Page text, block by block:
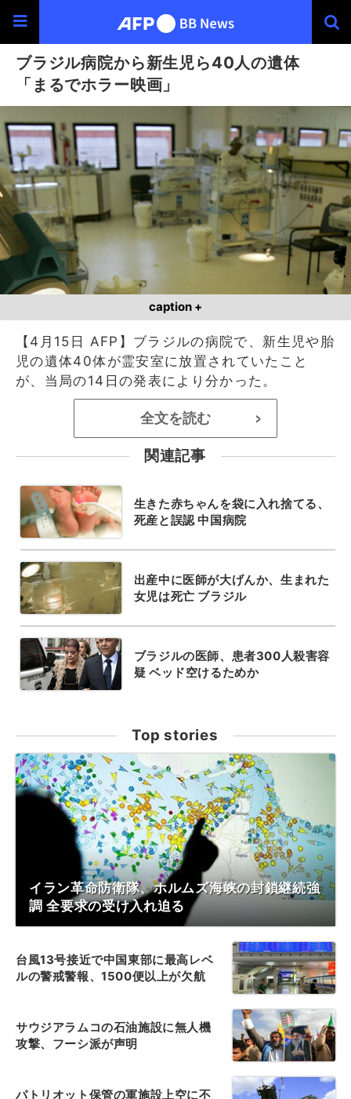
ブラジル病院から新生児ら40人の遺体
「まるでホラー映画」
caption +
【4月15日 AFP】ブラジルの病院で、新生児や胎
児の遺体40体が霊安室に放置されていたこと
が、当局の14日の発表により分かった。
全文を読む >
関連記事
生きた赤ちゃんを袋に入れ捨てる、
死産と誤認 中国病院
出産中に医師が大げんか、生まれた
女児は死亡 ブラジル
ブラジルの医師、患者300人殺害容
疑 ベッド空けるためか
Top stories
イラン革命防衛隊、ホルムズ海峡の封鎖継続強
調 全要求の受け入れ迫る
台風13号接近で中国東部に最高レベ
ルの警戒警報、1500便以上が欠航
サウジアラムコの石油施設に無人機
攻撃、フーシ派が声明
パトリオット保管の軍施設上空に不